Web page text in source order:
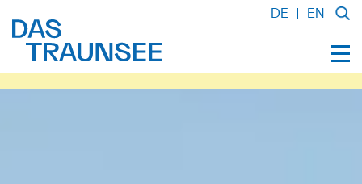
DE EN